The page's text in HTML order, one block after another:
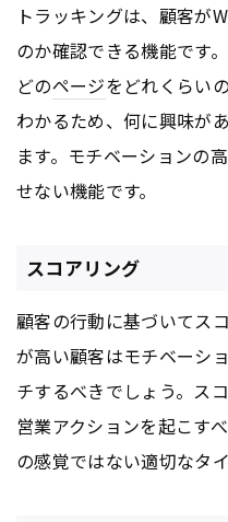
トラッキングは、顧客が
のか確認できる機能です
どのページをどれくらい
わかるため、何に興味が
ます。モチベーションの
せない機能です。
スコアリング
顧客の行動に基づいてス
が高い顧客はモチベーシ
チするべきでしょう。ス
営業アクションを起こす
の感覚ではない適切なタ